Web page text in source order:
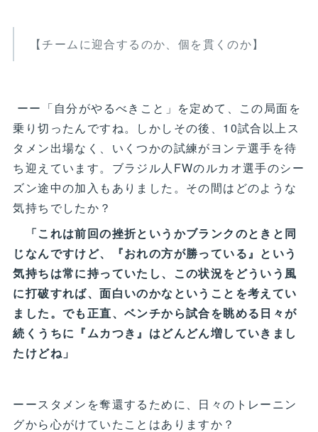
【チームに迎合するのか、個を貫くのか】
ーー「自分がやるべきこと」を定めて、この局面を
乗り切ったんですね。しかしその後、10試合以上ス
タメン出場なく、いくつかの試練がヨンテ選手を待
ち迎えています。ブラジル人FWのルカオ選手のシー
ズン途中の加入もありました。その間はどのような
気持ちでしたか？
「これは前回の挫折というかブランクのときと同
じなんですけど、『おれの方が勝っている』という
気持ちは常に持っていたし、この状況をどういう風
に打破すれば、面白いのかなということを考えてい
ました。でも正直、ベンチから試合を眺める日々が
続くうちに『ムカつき』はどんどん増していきまし
たけどね」
ーースタメンを奪還するために、日々のトレーニン
グから心がけていたことはありますか？